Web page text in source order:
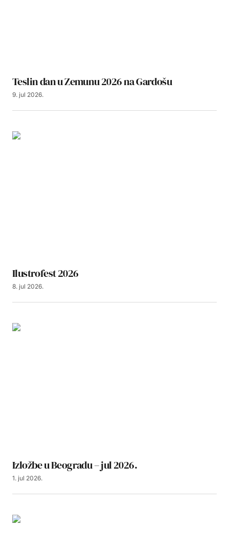
Teslin dan u Zemunu 2026 na Gardošu
9. jul 2026.
Ilustrofest 2026
8. jul 2026.
Izložbe u Beogradu – jul 2026.
1. jul 2026.